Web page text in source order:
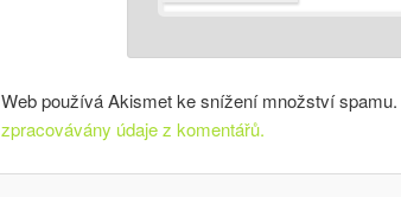
Web používá Akismet ke snížení množství spamu.
zpracovávány údaje z komentářů.